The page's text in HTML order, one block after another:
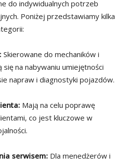
do indywidualnych potrzeb
Poniżej przedstawiamy kilka
Skierowane do mechaników i
na nabywaniu umiejętności
napraw i diagnostyki pojazdów.
Mają na celu poprawę
co jest kluczowe w
serwisem: Dla menedżerów i